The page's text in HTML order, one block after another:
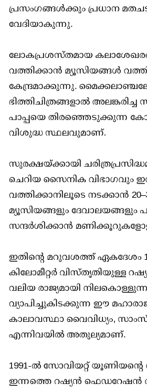
പ്രസംഗങ്ങൾക്കും പ്രധാന
വേദിയാകുന്നു.
ലോകപ്രശസ്തമായ
വത്തിക്കാൻ മ്യൂസിയങ്ങൾ
കേന്ദ്രമാക്കുന്നു.
ഭിത്തിചിത്രങ്ങളാൽ
പാപ്പയെ തിരഞ്ഞെടുക്കുന്ന
വിശുദ്ധ സ്ഥലവുമാണ്.
സുരക്ഷയ്ക്കായി
ചെറിയ സൈനിക വിഭാഗവും
വത്തിക്കാനിലൂടെ നടക്കാൻ
മ്യൂസിയങ്ങളും ദേവാലയങ്ങളും
സന്ദർശിക്കാൻ
ഇതിന്റെ മറുവശത്ത് ഏകദേശം
കിലോമീറ്റർ വിസ്തൃതിയുള്ള
വലിയ രാജ്യമായി
വ്യാപിച്ചുകിടക്കുന്ന ഈ
കാലാവസ്ഥാ വൈവിധ്യം,
എന്നിവയിൽ അതുല്യമാണ്.
1991-ൽ സോവിയറ്റ്
ഇന്നത്തെ റഷ്യൻ ഫെഡറേഷൻ